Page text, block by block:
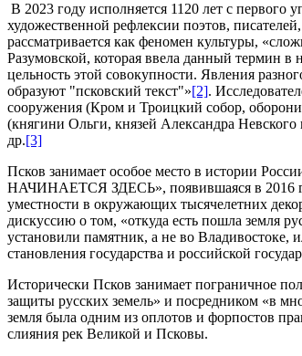
В 2023 году исполняется 1120 лет с
художественной рефлексии поэтов,
рассматривается как феномен культуры,
Разумовской, которая ввела данный термин в
цельность этой совокупности. Явления
образуют "псковский текст"»[2].
сооружения (Кром и Троицкий собор,
(княгини Ольги, князей Александра
др.[3]
Псков занимает особое место в истории
НАЧИНАЕТСЯ ЗДЕСЬ», появившаяся в 2016
уместности в окружающих тысячелетних
дискуссию о том, «откуда есть пошла земля
установили памятник, а не во Владивостоке,
становления государства и российской
Исторически Псков занимает пограничное
защиты русских земель» и посредником «в
земля была одним из оплотов и форпостов
слияния рек Великой и Псковы.